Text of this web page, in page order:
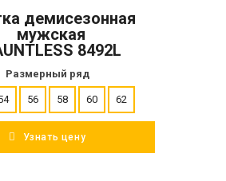
ПОДРОБНЕЕ
демисезонная
мужская
8492L
Размерный ряд
56 58 60 62
Узнать цену